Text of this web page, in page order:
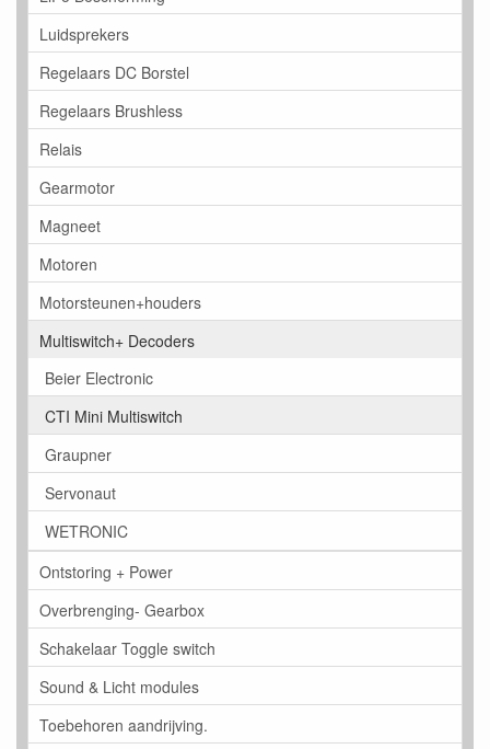
Luidsprekers
Regelaars DC Borstel
Regelaars Brushless
Relais
Gearmotor
Magneet
Motoren
Motorsteunen+houders
Multiswitch+ Decoders
Beier Electronic
CTI Mini Multiswitch
Graupner
Servonaut
WETRONIC
Ontstoring + Power
Overbrenging- Gearbox
Schakelaar Toggle switch
Sound & Licht modules
Toebehoren aandrijving.